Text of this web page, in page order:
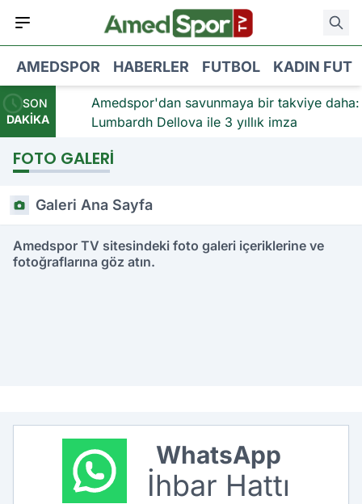
AMEDSPOR HABERLER FUTBOL KADIN
SON
DAKİKA
Amedspor'dan savunmaya bir takviye daha:
Lumbardh Dellova ile 3 yıllık imza
FOTO GALERI
Galeri Ana Sayfa
Amedspor TV sitesindeki foto galeri içeriklerine ve
fotoğraflarına göz atın.
WhatsApp
İhbar Hattı